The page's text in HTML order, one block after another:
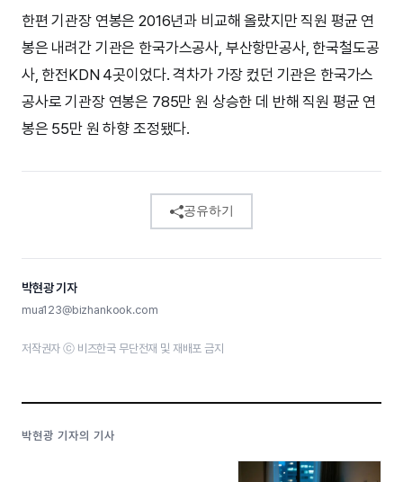
한편 기관장 연봉은 2016년과 비교해 올랐지만 직원 평균 연
봉은 내려간 기관은 한국가스공사, 부산항만공사, 한국철도공
사, 한전KDN 4곳이었다. 격차가 가장 컸던 기관은 한국가스
공사로 기관장 연봉은 785만 원 상승한 데 반해 직원 평균 연
봉은 55만 원 하향 조정됐다.
공유하기
박현광 기자
mua123@bizhankook.com
저작권자 ⓒ 비즈한국 무단전재 및 재배포 금지
박현광 기자의 기사